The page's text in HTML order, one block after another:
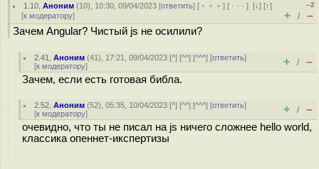
1.10 ,Аноним (10), 10:30, 09/04/2023 [ответить] [ ﹢﹢﹢] [ · · ·][↓] [↑]
[к модератору]
–2
+ / –
Зачем Angular? Чистый js не осилили?
2.41 ,Аноним (41), 17:21, 09/04/2023 [^] [^^] [^^^] [ответить]
[к модератору] + / –
Зачем, если есть готовая библа.
2.52 ,Аноним (52), 05:35, 10/04/2023 [^] [^^] [^^^] [ответить]
[к модератору] + / –
очевидно, что ты не писал на js ничего сложнее hello world,
классика опеннет-икспертизы